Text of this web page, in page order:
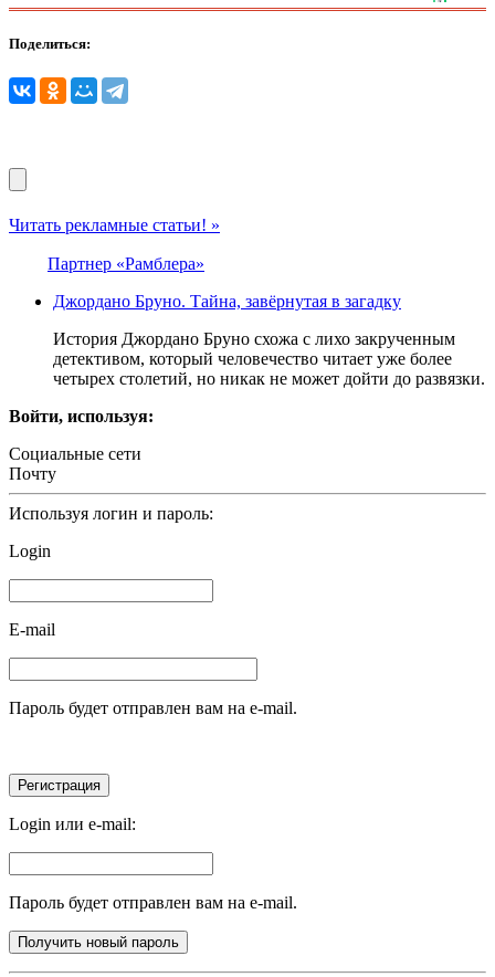
Поделиться:
Читать рекламные статьи! »
Партнер «Рамблера»
Джордано Бруно. Тайна, завёрнутая в загадку
История Джордано Бруно схожа с лихо закрученным
детективом, который человечество читает уже более
четырех столетий, но никак не может дойти до развязки.
Войти, используя:
Социальные сети
Почту
Используя логин и пароль:
Login
E-mail
Пароль будет отправлен вам на e-mail.
Login или e-mail:
Пароль будет отправлен вам на e-mail.